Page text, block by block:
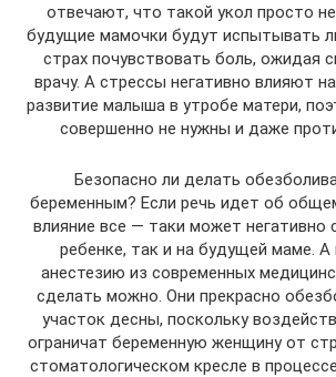
отвечают, что такой укол просто
будущие мамочки будут испытывать
страх почувствовать боль, ожидая
врачу. А стрессы негативно влияют
развитие малыша в утробе матери,
совершенно не нужны и даже
Безопасно ли делать
беременным? Если речь идет об
влияние все — таки может негативно
ребенке, так и на будущей маме.
анестезию из современных
сделать можно. Они прекрасно
участок десны, поскольку
ограничат беременную женщину от
стоматологическом кресле в